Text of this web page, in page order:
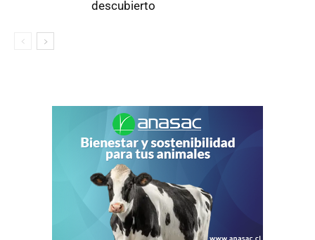
descubierto